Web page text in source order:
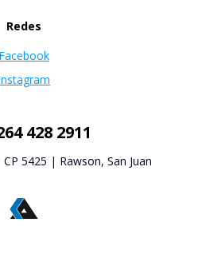
Redes
Facebook
428 2911
5425 | Rawson, San Juan